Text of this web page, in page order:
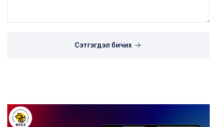
Сэтгэгдэл бичих